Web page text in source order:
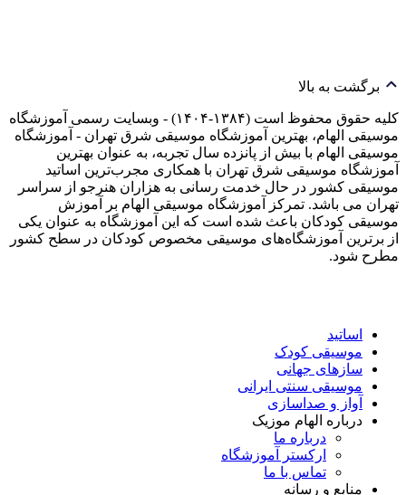
برگشت به بالا
کلیه حقوق محفوظ است (۱۳۸۴-۱۴۰۴) - وبسایت رسمی آموزشگاه
موسیقی الهام، بهترین آموزشگاه موسیقی شرق تهران - آموزشگاه
موسیقی الهام با بیش از پانزده سال تجربه، به عنوان بهترین
آموزشگاه موسیقی شرق تهران با همکاری مجرب‌ترین اساتید
موسیقی کشور در حال خدمت رسانی به هزاران هنرجو از سراسر
تهران می باشد. تمرکز آموزشگاه موسیقی الهام بر آموزش
موسیقی کودکان باعث شده است که این آموزشگاه به عنوان یکی
از برترین آموزشگاه‌های موسیقی مخصوص کودکان در سطح کشور
مطرح شود.
اساتید
موسیقی کودک
سازهای جهانی
موسیقی سنتی ایرانی
آواز و صداسازی
درباره الهام موزیک
درباره ما
ارکستر آموزشگاه
تماس با ما
منابع و رسانه